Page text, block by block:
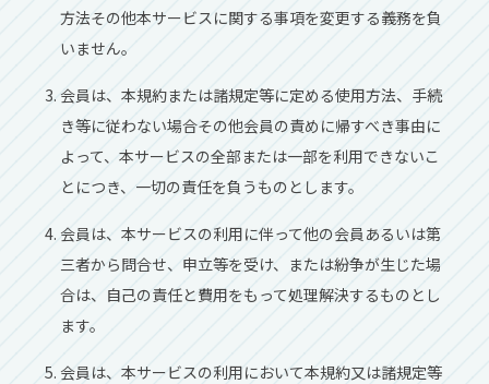
⽅法その他本サービスに関する事項を変更する義務を負
いません。
会員は、本規約または諸規定等に定める使⽤⽅法、⼿続
き等に従わない場合その他会員の責めに帰すべき事由に
よって、本サービスの全部または⼀部を利⽤できないこ
とにつき、⼀切の責任を負うものとします。
会員は、本サービスの利⽤に伴って他の会員あるいは第
三者から問合せ、申⽴等を受け、または紛争が⽣じた場
合は、⾃⼰の責任と費⽤をもって処理解決するものとし
ます。
会員は、本サービスの利⽤において本規約⼜は諸規定等